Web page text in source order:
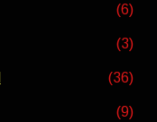
(6)
(3)
(36)
(9)